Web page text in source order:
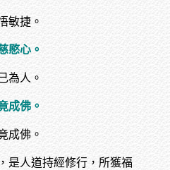
敏捷。
愍心。
為人。
成佛。
成佛。
是人道持經修行，所獲福